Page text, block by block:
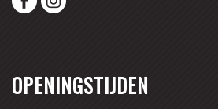
OPENINGSTIJDEN